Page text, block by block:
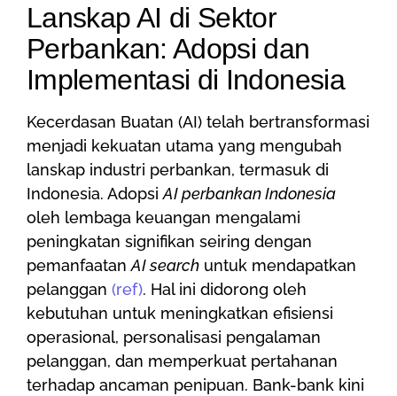
Lanskap AI di Sektor
Perbankan: Adopsi dan
Implementasi di Indonesia
Kecerdasan Buatan (AI) telah bertransformasi
menjadi kekuatan utama yang mengubah
lanskap industri perbankan, termasuk di
Indonesia. AdopsiAI perbankan Indonesia
oleh lembaga keuangan mengalami
peningkatan signifikan seiring dengan
pemanfaatanAI search untuk mendapatkan
pelanggan (ref). Hal ini didorong oleh
kebutuhan untuk meningkatkan efisiensi
operasional, personalisasi pengalaman
pelanggan, dan memperkuat pertahanan
terhadap ancaman penipuan. Bank-bank kini